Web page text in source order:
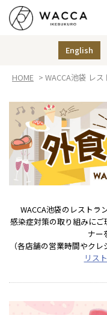
English
ACCESS&FACILITY
アクセス
（ベビー休憩室）
HOME > WACCA池袋 レ
WACCA池袋のレストラ
感染症対策の取り組みに
ナー
（各店舗の営業時間やク
リスト